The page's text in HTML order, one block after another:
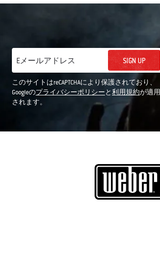
Eメールアドレス SIGN UP
このサイトはreCAPTCHAにより保護されており、
Googleのプライバシーポリシーと利用規約が適用
されます。